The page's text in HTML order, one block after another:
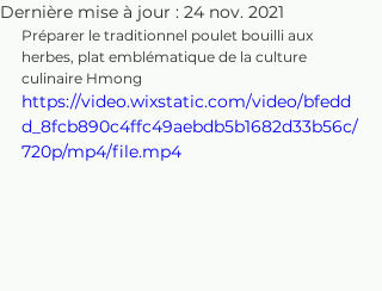
Dernière mise à jour : 24 nov. 2021
Préparer le traditionnel poulet bouilli aux
herbes, plat emblématique de la culture
culinaire Hmong
https://video.wixstatic.com/video/bfedd
d_8fcb890c4ffc49aebdb5b1682d33b56c/
720p/mp4/file.mp4